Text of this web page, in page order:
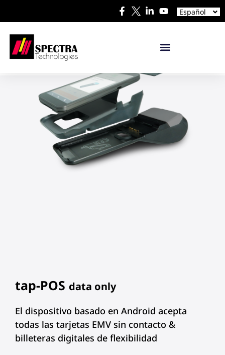
Español
日本語
tap-POS data only
El dispositivo basado en Android acepta
todas las tarjetas EMV sin contacto &
billeteras digitales de flexibilidad